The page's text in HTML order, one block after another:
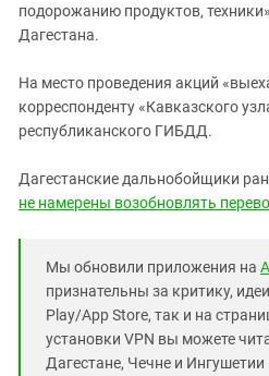
подорожанию продуктов,
Дагестана.
На место проведения акций
корреспонденту «Кавказского
республиканского ГИБДД.
Дагестанские дальнобойщики
не намерены возобновлять
Мы обновили приложения на
признательны за критику,
Play/App Store, так и на
установки VPN вы можете
Дагестане, Чечне и Ингушетии